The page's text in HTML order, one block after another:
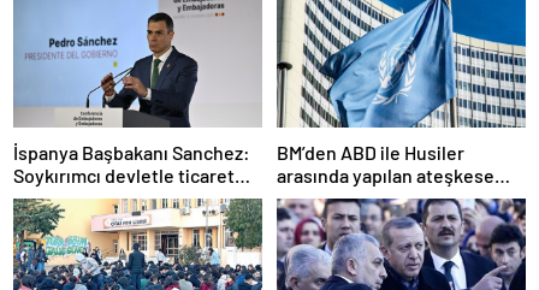
İspanya Başbakanı Sanchez:
Soykırımcı devletle ticaret
yapmayız
BM’den ABD ile Husiler
arasında yapılan ateşkese
ilişkin değerlendirme